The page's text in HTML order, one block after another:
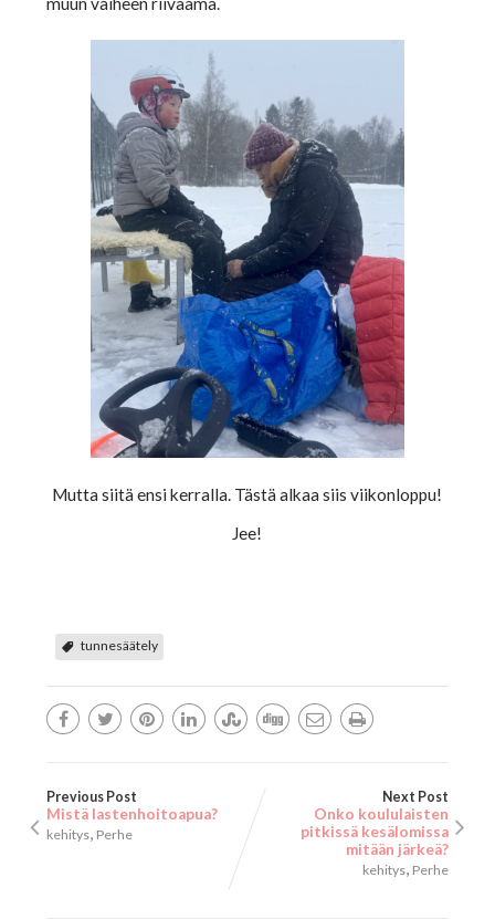
Mutta siitä ensi kerralla. Tästä alkaa siis viikonloppu!
Jee!
tunnesäätely
Previous Post
Mistä lastenhoitoapua?
kehitys, Perhe
Next Post
Onko koululaisten
pitkissä kesälomissa
mitään järkeä?
kehitys, Perhe